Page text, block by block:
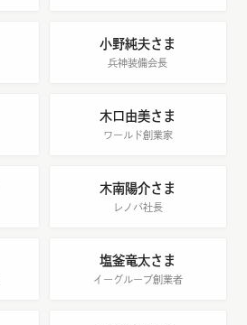
小野純夫さま
兵神装備会長
木口由美さま
ワールド創業家
木南陽介さま
レノバ社長
塩釜竜太さま
イーグルーブ創業者